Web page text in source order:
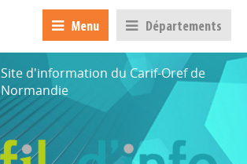
Menu Départements
Site d'information du Carif-Oref de
Normandie